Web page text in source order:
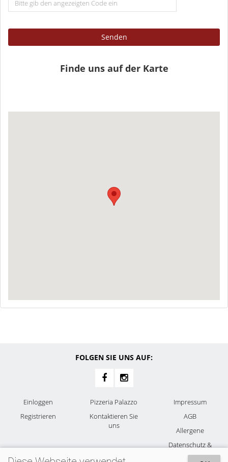
Senden
Finde uns auf der Karte
FOLGEN SIE UNS AUF:
Einloggen
Registrieren
Pizzeria Palazzo
Kontaktieren Sie
uns
Impressum
AGB
Allergene
Datenschutz &
Cookies